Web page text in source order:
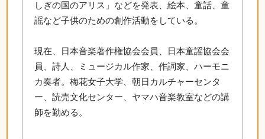
しぎの国のアリス」などを発表、絵本、童話、童
謡など子供のための創作活動をしている。
現在、日本音楽著作権協会会員、日本童謡協会会
員、詩人、ミュージカル作家、作詞家、ハーモニ
カ奏者。梅花女子大学、朝日カルチャーセンタ
ー、読売文化センター、ヤマハ音楽教室などの講
師を勤める。